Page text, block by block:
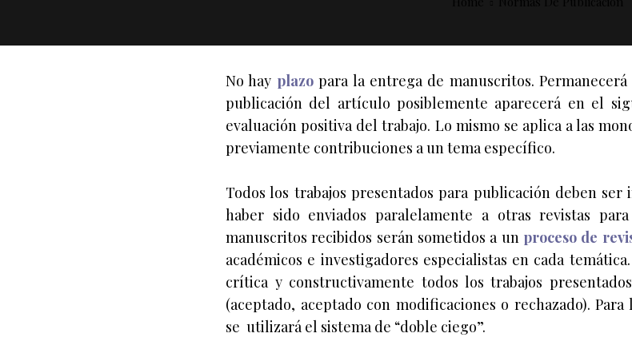
No hay plazopara la entrega de manuscritos.
publicación del artículo posiblemente aparecerá en el
evaluación positiva del trabajo. Lo mismo se aplica a las
previamente contribuciones a un tema específico.
Todos los trabajos presentados para publicación deben
haber sido enviados paralelamente a otras revistas
manuscritos recibidos serán sometidos a un proceso de
académicos e investigadores especialistas en cada
crítica y constructivamente todos los trabajos
(aceptado, aceptado con modificaciones o rechazado).
se utilizará el sistema de “doble ciego”.